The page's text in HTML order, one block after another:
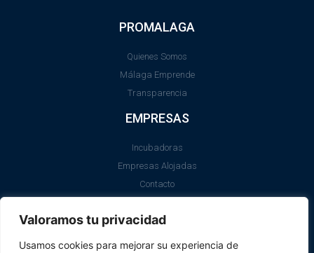
Valoramos tu privacidad
Usamos cookies para mejorar su experiencia de
PROMALAGA
Quienes Somos
Málaga Emprende
Transparencia
EMPRESAS
Incubadoras
Empresas Alojadas
Contacto
Aviso Legal